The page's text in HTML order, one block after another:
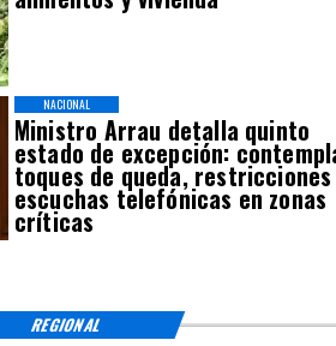
Ministro Arrau detalla quinto
estado de excepción:
toques de queda,
escuchas telefónicas en zonas
críticas
NACIONAL
REGIONAL